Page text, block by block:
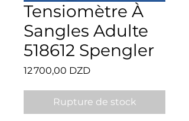
Tensiomètre À
Sangles Adulte
518612 Spengler
12 700,00 DZDPrix
Rupture de stock